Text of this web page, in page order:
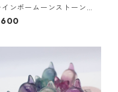
インボームーンストーン
アンデシン/ホワイトラブラ
ライト）0.25ct前後 4.0m